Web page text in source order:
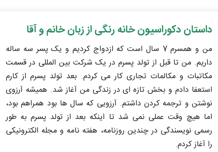
داستان دکوراسیون خانه رنگی از زبان خانم و آقا
من و همسرم 7 سال است که ازدواج کردیم و یک پسر سه ساله
داریم. من تا قبل از تولد پسرم در یک شرکت بین المللی در قسمت
مکاتبات و مکالمات تجاری کار می کردم. بعد تولد پسرم از کارم
استعفا دادم و بخش تازه ای در زندگی من آغاز شد. همیشه آرزوی
نوشتن و ترجمه کردن داشتم. آرزویی که سال ها بود همراهم بود،
اما هیچ وقت عملی نمی شد تا اینکه بعد از تولد پسرم به طور
رسمی نویسندگی در چندین روزنامه، هفته نامه و مجله الکترونیکی
را آغاز کردم.